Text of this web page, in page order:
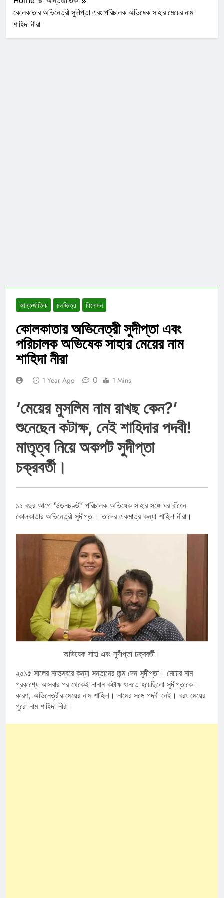
কোলকাতার অভিনেত্রী সুদীপ্তা এবং পরিচালক অভিষেক সাহার মেয়ের নাম
শাহিদা নীরা
আন্তর্জাতিক চলচ্চিত্র বিনোদন
কোলকাতার অভিনেত্রী সুদীপ্তা এবং
পরিচালক অভিষেক সাহার মেয়ের নাম
শাহিদা নীরা
1 Year Ago 0 1 Mins
‘মেয়ের মুসলিম নাম রাখছ কেন?’
শুনেছেন কটাক্ষ, নেই শাহিদার পদবী!
মাতৃত্ব নিয়ে অকপট সুদীপ্তা
চক্রবর্তী।
১১ বছর আগে ‘উড়নচণ্ডী’ পরিচালক অভিষেক সাহার সঙ্গে ঘর বাঁধেন
কোলকাতার অভিনেত্রী সুদীপ্তা। তাদের একমাত্র কন্যা শাহিদা নীরা।
অভিষেক সাহা এবং সুদীপ্তা চক্রবর্তী।
২০১৫ সালের নভেম্বরে কন্যা সন্তানের জন্ম দেন সুদীপ্তা। মেয়ের নাম
প্রকাশ্যে আসবার পর থেকেই নানান কটাক্ষ শুনতে হয়েছিলো সুদীপ্তাকে।
কারণ, অভিনেত্রীর মেয়ের নাম শাহিদা। নামের সঙ্গে পদবী নেই। বরং মেয়ের
পুরো নাম শাহিদা নীরা।